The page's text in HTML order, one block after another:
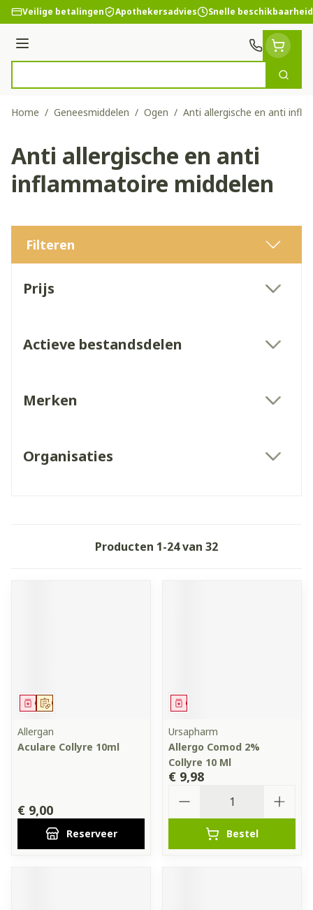
Ga naar de inhoud
Veilige betalingen Apothekersadvies Snelle beschikbaarheid
Menu
Zoek
Home / Geneesmiddelen / Ogen / Anti allergische en anti
Anti allergische en anti
inflammatoire middelen
Filteren
Prijs
Actieve bestandsdelen
Merken
Organisaties
Producten 1-24van 32
Op voorschrift
Geneesmiddel
Allergan
Aculare Collyre 10ml
€ 9,00
Reserveer
Geneesmiddel
Ursapharm
Allergo Comod 2%
Collyre 10 Ml
€ 9,98
Bestel